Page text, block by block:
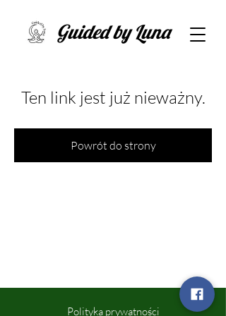
Guided by Luna
Ten link jest już nieważny.
Powrót do strony
Polityka prywatności